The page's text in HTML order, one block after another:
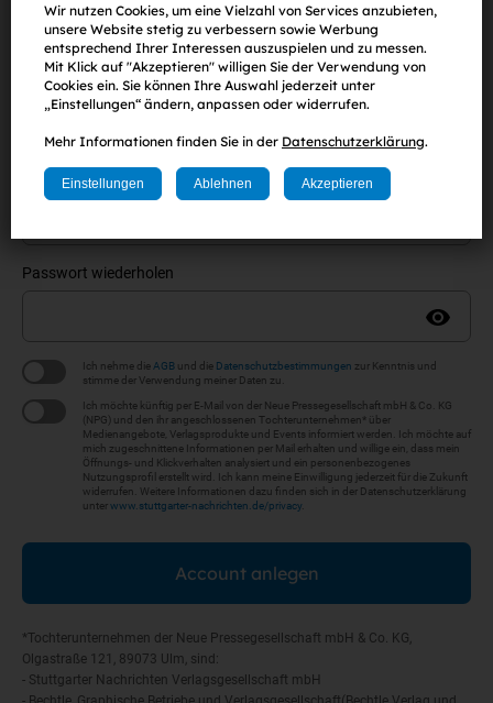
E-Mail-Adresse
mind. 8 Zeichen eine Zahl sowie ein Klein- undGroßbuchstabe
Passwort wiederholen
Ich nehme die AGB und die Datenschutzbestimmungen zur Kenntnis und
stimme der Verwendung meiner Daten zu.
Ich möchte künftig per E-Mail von der Neue Pressegesellschaft mbH & Co. KG
(NPG) und den ihr angeschlossenen Tochterunternehmen* über
Medienangebote, Verlagsprodukte und Events informiert werden. Ich möchte auf
mich zugeschnittene Informationen per Mail erhalten und willige ein, dass mein
Öffnungs- und Klickverhalten analysiert und ein personenbezogenes
Nutzungsprofil erstellt wird. Ich kann meine Einwilligung jederzeit für die Zukunft
widerrufen. Weitere Informationen dazu finden sich in der Datenschutzerklärung
unterwww.stuttgarter-nachrichten.de/privacy
Account anlegen
*Tochterunternehmen der Neue Pressegesellschaft mbH & Co. KG,
Olgastraße 121, 89073 Ulm, sind:
- Stuttgarter Nachrichten Verlagsgesellschaft mbH
Wir nutzen Cookies, um eine Vielzahl von Services anzubieten,
unsere Website stetig zu verbessern sowie Werbung
entsprechend Ihrer Interessen auszuspielen und zu messen.
Mit Klick auf "Akzeptieren" willigen Sie der Verwendung von
Cookies ein. Sie können Ihre Auswahl jederzeit unter
„Einstellungen“ ändern, anpassen oder widerrufen.
Mehr Informationen finden Sie in der Datenschutzerklärung.
Einstellungen Ablehnen Akzeptieren